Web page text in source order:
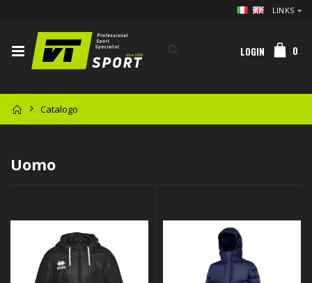
LINKS
LOGIN 0
Catalogo
Uomo